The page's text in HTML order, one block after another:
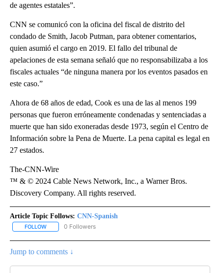
de agentes estatales”.
CNN se comunicó con la oficina del fiscal de distrito del
condado de Smith, Jacob Putman, para obtener comentarios,
quien asumió el cargo en 2019. El fallo del tribunal de
apelaciones de esta semana señaló que no responsabilizaba a los
fiscales actuales “de ninguna manera por los eventos pasados en
este caso.”
Ahora de 68 años de edad, Cook es una de las al menos 199
personas que fueron erróneamente condenadas y sentenciadas a
muerte que han sido exoneradas desde 1973, según el Centro de
Información sobre la Pena de Muerte. La pena capital es legal en
27 estados.
The-CNN-Wire
™ & © 2024 Cable News Network, Inc., a Warner Bros.
Discovery Company. All rights reserved.
Article Topic Follows: CNN-Spanish
FOLLOW FOLLOW "CNN-SPANISH" TO RECEIVE NOTIFICATIONS ABOUT
0 Followers
Jump to comments ↓